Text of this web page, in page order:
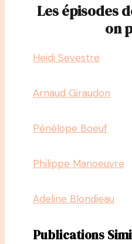
Les épisodes
on
Heidi Sevestre
Arnaud Giraudon
Pénélope Boeuf
Philippe Manoeuvre
Adeline Blondieau
Publications